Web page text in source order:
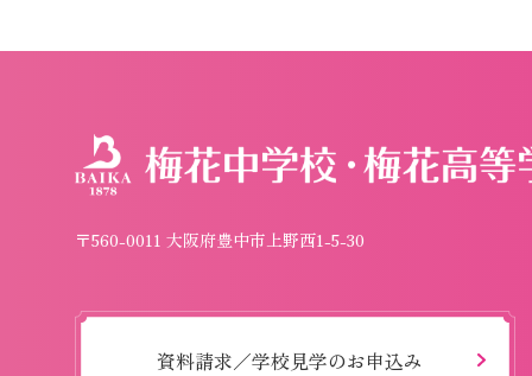
〒560-0011 大阪府豊中市上野西1-5-30
資料請求／学校見学のお申込み